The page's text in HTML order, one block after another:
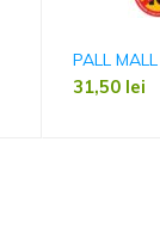
PALL
31,50 lei